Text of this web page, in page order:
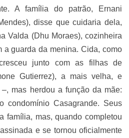
A família do patrão, Ernani
disse que cuidaria dela,
Valda (Dhu Moraes), cozinheira
a guarda da menina. Cida, como
junto com as filhas de
Gutierrez), a mais velha, e
–, mas herdou a função da mãe:
condomínio Casagrande. Seus
família, mas, quando completou
e se tornou oficialmente